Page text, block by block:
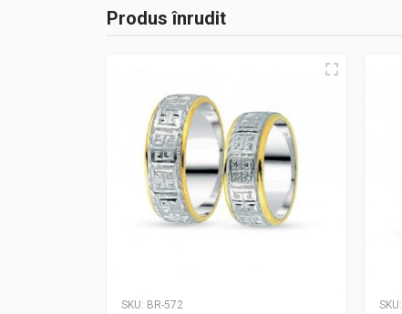
Produs înrudit
SKU: BR-572 SKU: